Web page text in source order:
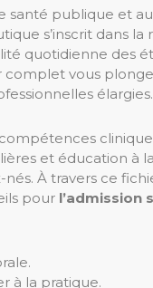
santé publique et
s’inscrit dans la
quotidienne des
complet vous
élargies.
et éducation à
À travers ce
pour l’admission
à la pratique.